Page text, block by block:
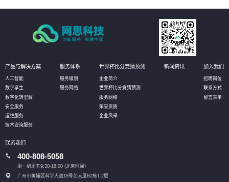
产品与解决方案
人工智能
数字孪生
数字化转型解
安全服务
运维服务
技术咨询服务
服务体系
服务级别
服务网络
世界杯比分竞猜预测
企业简介
世界杯比分竞猜预测
服务网络
荣誉资质
企业风采
新闻资讯 加入我们
招聘岗位
联系方式
留言表单
联系我们
400-808-5058
周一到周五9:30-18:00 (北京时间）
广州市黄埔区科学大道18号芯大厦B2栋1-2层